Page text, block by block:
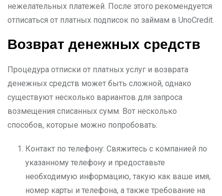
нежелательных платежей. После этого рекомендуется
отписаться от платных подписок по займам в UnoCredit.
Возврат денежных средств
Процедура отписки от платных услуг и возврата
денежных средств может быть сложной, однако
существуют несколько вариантов для запроса
возмещения списанных сумм. Вот несколько
способов, которые можно попробовать:
Контакт по телефону: Свяжитесь с компанией по
указанному телефону и предоставьте
необходимую информацию, такую как ваше имя,
номер карты и телефона, а также требование на